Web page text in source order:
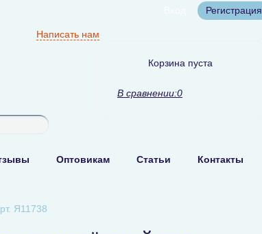
Регистрация
Написать нам
Корзина пуста
В сравнении:0
Оптовикам Статьи Контакты
Я11738